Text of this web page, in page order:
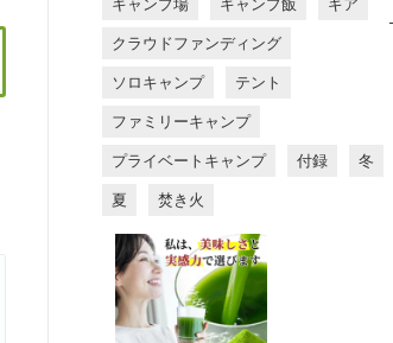
キャンプ場 キャンプ飯 ギア
クラウドファンディング
ソロキャンプ テント
ファミリーキャンプ
プライベートキャンプ 付録 冬
夏 焚き火